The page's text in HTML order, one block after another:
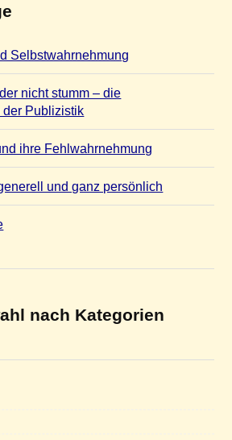
Selbstwahrnehmung
nicht stumm – die
Publizistik
ihre Fehlwahrnehmung
und ganz persönlich
nach Kategorien